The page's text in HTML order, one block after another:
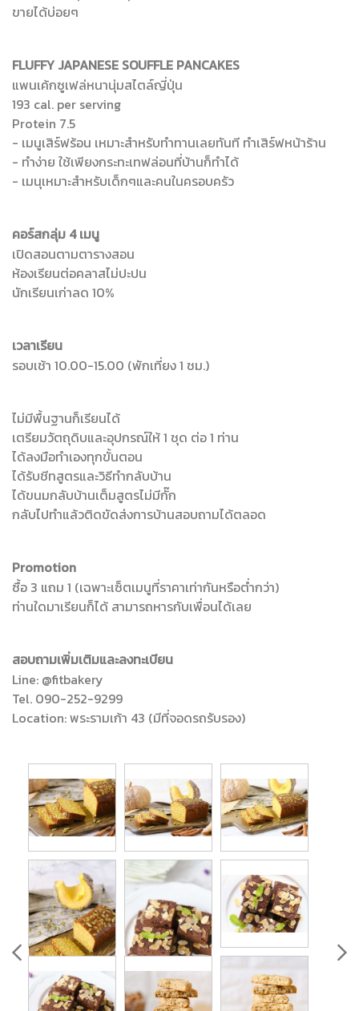
ขายได้บ่อยๆ
FLUFFY JAPANESE SOUFFLE PANCAKES
แพนเค้กซูเฟล่หนานุ่มสไตล์ญี่ปุ่น
193 cal. per serving
Protein 7.5
- เมนูเสิร์ฟร้อน เหมาะสำหรับทำทานเลยทันที ทำเสิร์ฟหน้าร้าน
- ทำง่าย ใช้เพียงกระทะเทฟล่อนที่บ้านก็ทำได้
- เมนุเหมาะสำหรับเด็กๆและคนในครอบครัว
คอร์สกลุ่ม 4 เมนู
เปิดสอนตามตารางสอน
ห้องเรียนต่อคลาสไม่ปะปน
นักเรียนเก่าลด 10%
เวลาเรียน
รอบเช้า 10.00-15.00 (พักเที่ยง 1 ชม.)
ไม่มีพื้นฐานก็เรียนได้
เตรียมวัตถุดิบและอุปกรณ์ให้ 1 ชุด ต่อ 1 ท่าน
ได้ลงมือทำเองทุกขั้นตอน
ได้รับชีทสูตรและวิธีทำกลับบ้าน
ได้ขนมกลับบ้านเต็มสูตรไม่มีกั๊ก
กลับไปทำแล้วติดขัดส่งการบ้านสอบถามได้ตลอด
Promotion
ซื้อ 3 แถม 1 (เฉพาะเซ็ตเมนูที่ราคาเท่ากันหรือต่ำกว่า)
ท่านใดมาเรียนก็ได้ สามารถหารกับเพื่อนได้เลย
สอบถามเพิ่มเติมและลงทะเบียน
Line: @fitbakery
Tel. 090-252-9299
Location: พระรามเก้า 43 (มีที่จอดรถรับรอง)